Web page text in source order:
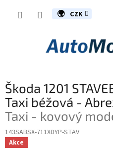
CZK
Škoda 1201
Taxi béžová -
Taxi - kovový
143SABSX-711XDYP-STAV
Akce